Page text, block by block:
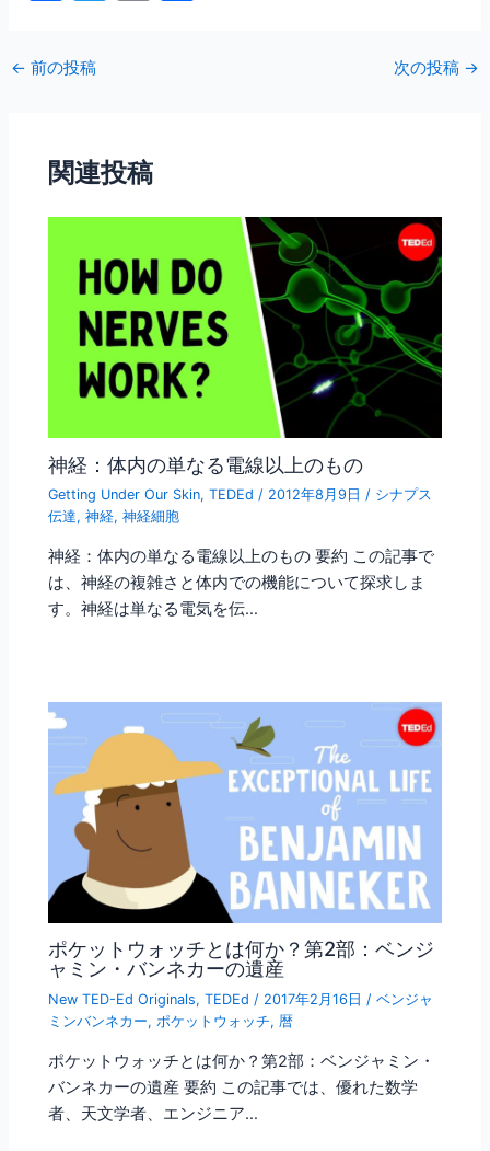
c
e
o
o
k
← 前の投稿 次の投稿 →
関連投稿
神経：体内の単なる電線以上のもの
Getting Under Our Skin,TEDEd / 2012年8月9日 / シナプス
伝達,神経,神経細胞
神経：体内の単なる電線以上のもの 要約 この記事で
は、神経の複雑さと体内での機能について探求しま
す。神経は単なる電気を伝…
ポケットウォッチとは何か？第2部：ベンジ
ャミン・バンネカーの遺産
New TED-Ed Originals,TEDEd / 2017年2月16日 /ベンジャ
ミンバンネカー, ポケットウォッチ, 暦
ポケットウォッチとは何か？第2部：ベンジャミン・
バンネカーの遺産 要約 この記事では、優れた数学
者、天文学者、エンジニア…